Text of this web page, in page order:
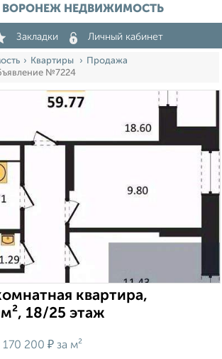
ВОРОНЕЖ НЕДВИЖИМОСТЬ
Закладки Личный кабинет
Квартиры
Продажа
№7224
квартира,
18/25 этаж
170 200 ₽ за м²